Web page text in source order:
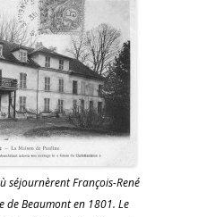
séjournèrent François-René
de Beaumont en 1801. Le